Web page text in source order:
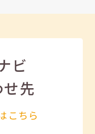
ビ
先
こちら